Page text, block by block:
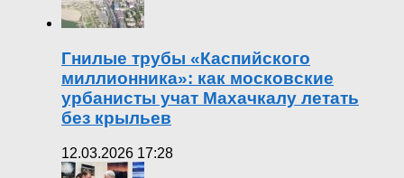
Гнилые трубы «Каспийского
миллионника»: как московские
урбанисты учат Махачкалу летать
без крыльев
12.03.2026 17:28